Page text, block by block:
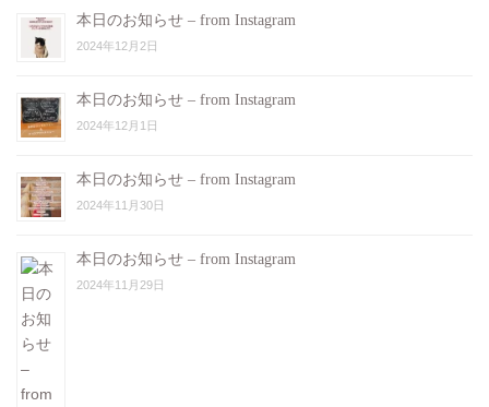
本日のお知らせ – from Instagram
2024年12月2日
本日のお知らせ – from Instagram
2024年12月1日
本日のお知らせ – from Instagram
2024年11月30日
本日のお知らせ – from Instagram
2024年11月29日